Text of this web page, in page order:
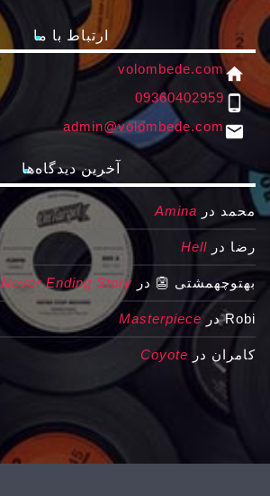
ارتباط با ما
home
volombede.com
phone_android
09360402959
email
admin@volombede.com
آخرین دیدگاه‌ها
محمد در Amina
رضا در Hell
بهتوچهمشتی 👺 در Never Ending Story
Robiدر Masterpiece
کامران در Coyote